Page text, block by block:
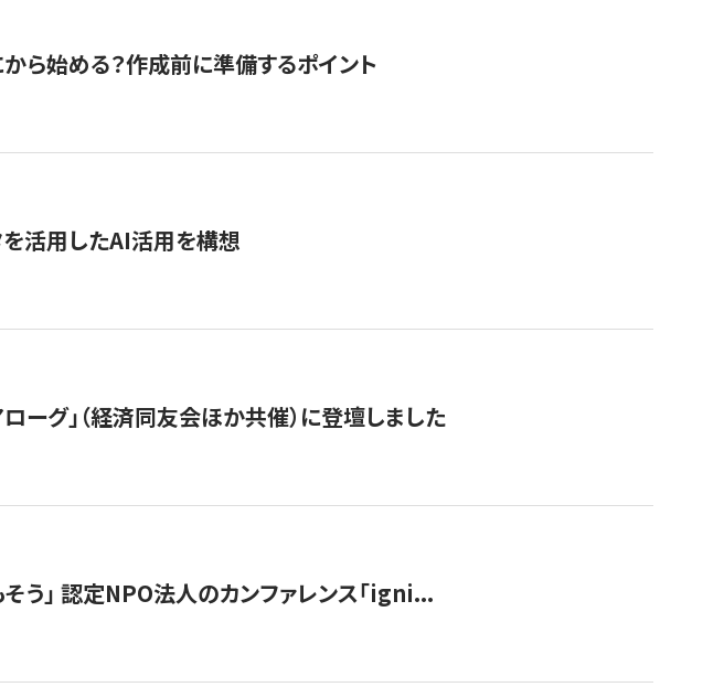
ら始める？作成前に準備するポイント
活用したAI活用を構想
ーグ」（経済同友会ほか共催）に登壇しました
う」 認定NPO法人のカンファレンス「igni...